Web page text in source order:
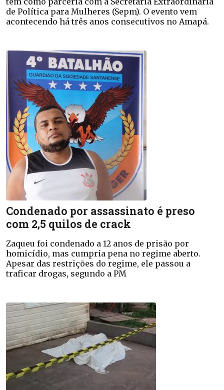
de Política para Mulheres (Sepm). O evento vem
acontecendo há três anos consecutivos no Amapá.
Condenado por assassinato é preso
com 2,5 quilos de crack
Zaqueu foi condenado a 12 anos de prisão por
homicídio, mas cumpria pena no regime aberto.
Apesar das restrições do regime, ele passou a
traficar drogas, segundo a PM